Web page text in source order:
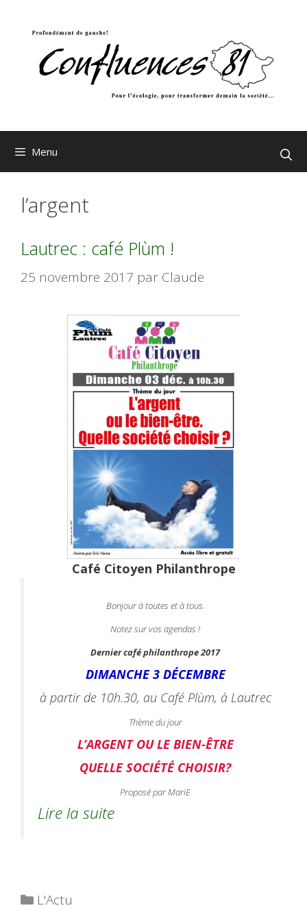
Menu
l’argent
Lautrec : café Plùm !
25 novembre 2017 par Claude
Café Citoyen Philanthrope
Bonjour à toutes et à tous.
Notez sur vos agendas !
Dernier café philanthrope 2017
DIMANCHE 3 DÉCEMBRE
à partir de 10h.30, au Café Plùm, à Lautrec
Thème du jour
L’ARGENT OU LE BIEN-ÊTRE
QUELLE SOCIÉTÉ CHOISIR?
Proposé par MariE
Lire la suite
Catégories
L'Actu